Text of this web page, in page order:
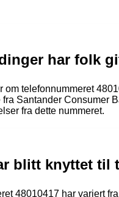
har folk
telefonnummeret
Santander Consumer
fra dette nummeret.
blitt knyttet til
48010417 har variert